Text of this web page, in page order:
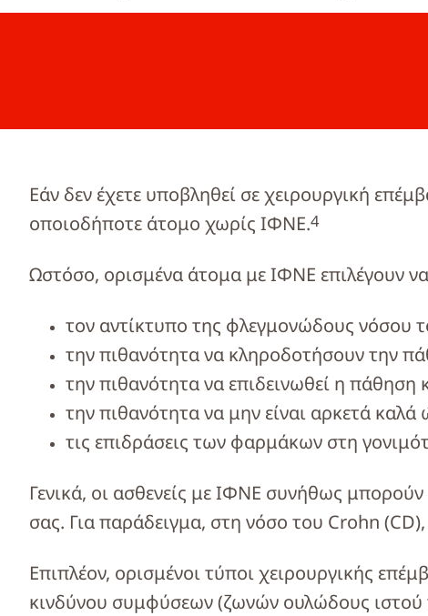
Εάν δεν έχετε υποβληθεί σε χειρουργική
οποιοδήποτε άτομο χωρίς ΙΦΝΕ.4
Ωστόσο, ορισμένα άτομα με ΙΦΝΕ επιλέγουν
τον αντίκτυπο της φλεγμονώδους νόσου
την πιθανότητα να κληροδοτήσουν την
την πιθανότητα να επιδεινωθεί η πάθηση
την πιθανότητα να μην είναι αρκετά
τις επιδράσεις των φαρμάκων στη
Γενικά, οι ασθενείς με ΙΦΝΕ συνήθως
σας. Για παράδειγμα, στη νόσο του Crohn
Επιπλέον, ορισμένοι τύποι χειρουργικής
κινδύνου συμφύσεων (ζωνών ουλώδους ιστού